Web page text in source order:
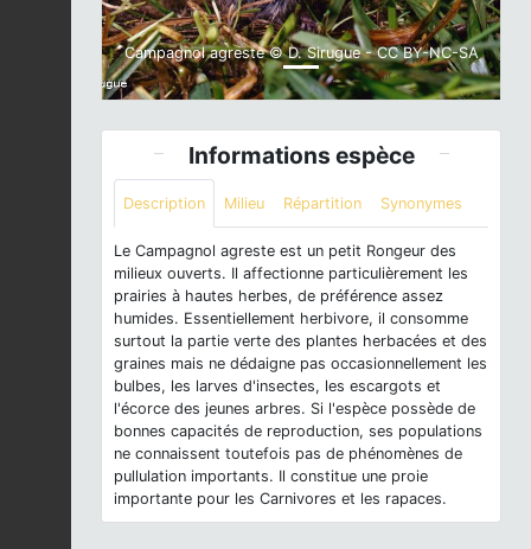
Campagnol agreste © D. Sirugue - CC BY-NC-SA
Informations espèce
Description Milieu Répartition Synonymes
Le Campagnol agreste est un petit Rongeur des
milieux ouverts. Il affectionne particulièrement les
prairies à hautes herbes, de préférence assez
humides. Essentiellement herbivore, il consomme
surtout la partie verte des plantes herbacées et des
graines mais ne dédaigne pas occasionnellement les
bulbes, les larves d'insectes, les escargots et
l'écorce des jeunes arbres. Si l'espèce possède de
bonnes capacités de reproduction, ses populations
ne connaissent toutefois pas de phénomènes de
pullulation importants. Il constitue une proie
importante pour les Carnivores et les rapaces.